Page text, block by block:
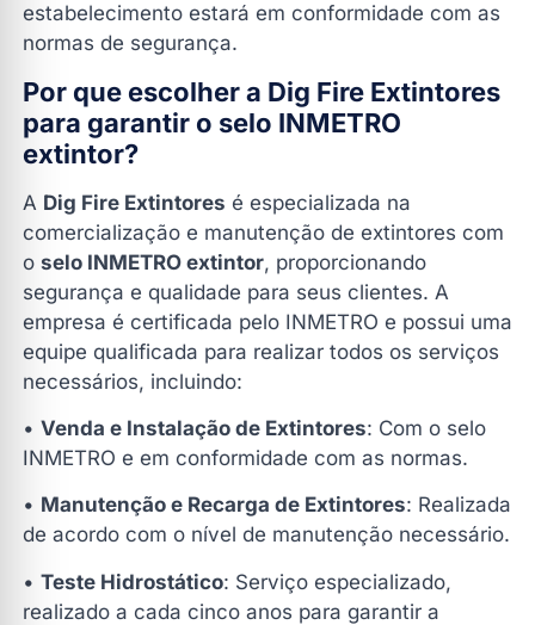
estabelecimento estará em conformidade com as
normas de segurança.
Por que escolher a Dig Fire Extintores
para garantir o selo INMETRO
extintor?
A Dig Fire Extintores é especializada na
comercialização e manutenção de extintores com
o selo INMETRO extintor, proporcionando
segurança e qualidade para seus clientes. A
empresa é certificada pelo INMETRO e possui uma
equipe qualificada para realizar todos os serviços
necessários, incluindo:
• Venda e Instalação de Extintores: Com o selo
INMETRO e em conformidade com as normas.
• Manutenção e Recarga de Extintores: Realizada
de acordo com o nível de manutenção necessário.
• Teste Hidrostático: Serviço especializado,
realizado a cada cinco anos para garantir a